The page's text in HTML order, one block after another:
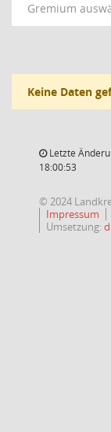
Gremium
Keine Daten
Letzte
18:00:53
© 2024
Impressum
Umsetzung: